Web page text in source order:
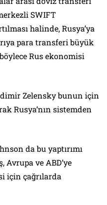
SWIFT
halinde, Rusya’ya
para transferi büyük
Rus ekonomisi
Zelensky bunun için
Rusya’nın sistemden
da bu yaptırımı
ve ABD’ye
için çağrılarda